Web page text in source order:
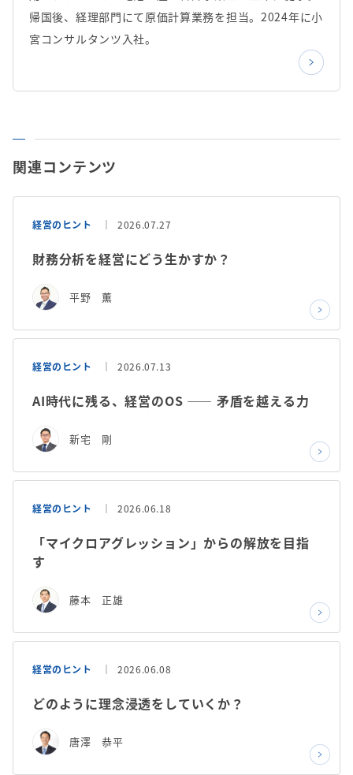
帰国後、経理部門にて原価計算業務を担当。2024年に小
宮コンサルタンツ入社。
関連コンテンツ
経営のヒント 2026.07.27
財務分析を経営にどう生かすか？
平野 薫
経営のヒント 2026.07.13
AI時代に残る、経営のOS ―― 矛盾を越える力
新宅 剛
経営のヒント 2026.06.18
「マイクロアグレッション」からの解放を目指
す
藤本 正雄
経営のヒント 2026.06.08
どのように理念浸透をしていくか？
唐澤 恭平